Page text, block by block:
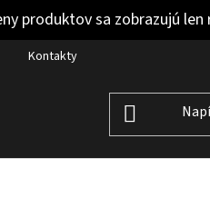
produktov sa zobrazujú
Kontakty